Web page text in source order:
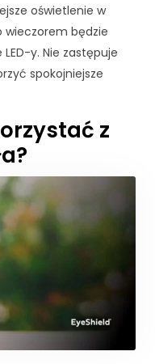
oświetlenie w
wieczorem będzie
y. Nie zastępuje
spokojniejsze
z